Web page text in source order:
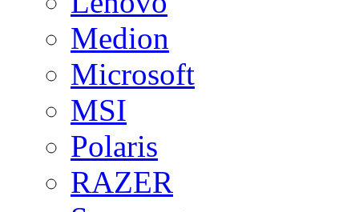
Medion
Microsoft
MSI
Polaris
RAZER